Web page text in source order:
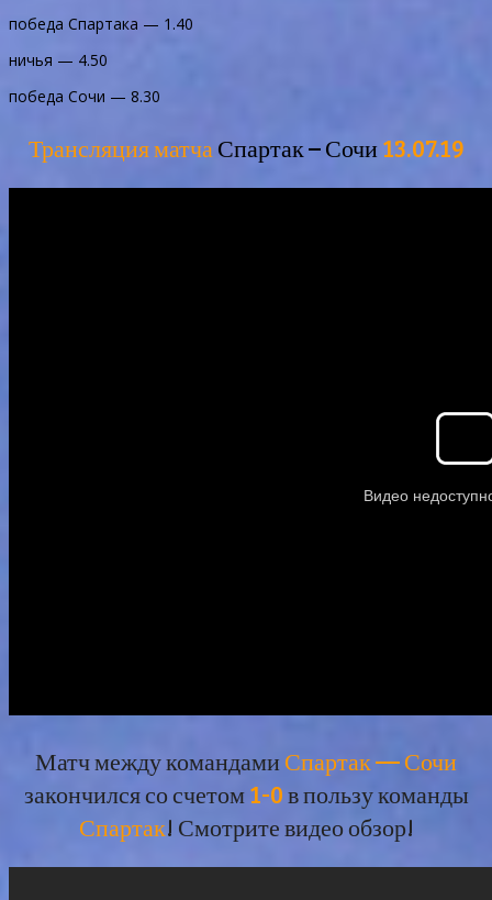
победа Спартака — 1.40
ничья — 4.50
победа Сочи — 8.30
Трансляция матчаСпартак – Сочи13.07.19
Матч между командами Спартак — Сочи
закончился со счетом1-0в пользу команды
Спартак! Смотрите видео обзор!